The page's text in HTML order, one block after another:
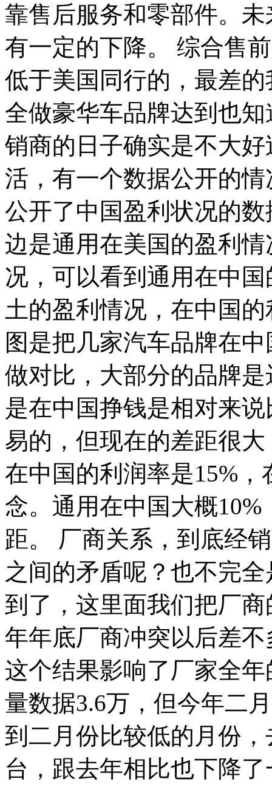
靠售后服务和零部件。
有一定的下降。 综合售
低于美国同行的，最差
全做豪华车品牌达到也
销商的日子确实是不大
活，有一个数据公开的
公开了中国盈利状况的
边是通用在美国的盈利
况，可以看到通用在中
土的盈利情况，在中国
图是把几家汽车品牌在
做对比，大部分的品牌
是在中国挣钱是相对来
易的，但现在的差距很
在中国的利润率是15%
念。通用在中国大概
距。 厂商关系，到底经
之间的矛盾呢？也不完
到了，这里面我们把厂
年年底厂商冲突以后差
这个结果影响了厂家全
量数据3.6万，但今年二
到二月份比较低的月份
台，跟去年相比也下降